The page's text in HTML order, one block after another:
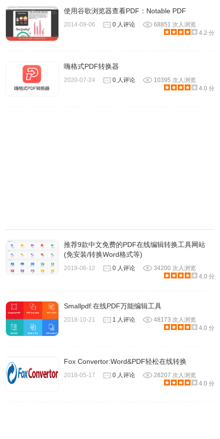
插件默认跳转到英语界面的页面, 但网站进行了国际化, 支持
使用谷歌浏览器查看PDF：Notable PDF
2014-09-06 0 人评论
68851 次人浏览
4.2 分
嗨格式PDF转换器
2020-07-24 0 人评论
10395 次人浏览
4.0 分
推荐9款中文免费的PDF在线编辑转换工具网站
(免安装/转换Word格式等)
2019-06-12 0 人评论
34200 次人浏览
4.0 分
Smallpdf:在线PDF万能编辑工具
2018-10-21 1 人评论
48173 次人浏览
4.0 分
Fox Convertor:Word&PDF轻松在线转换
2018-05-17 0 人评论
28207 次人浏览
4.0 分